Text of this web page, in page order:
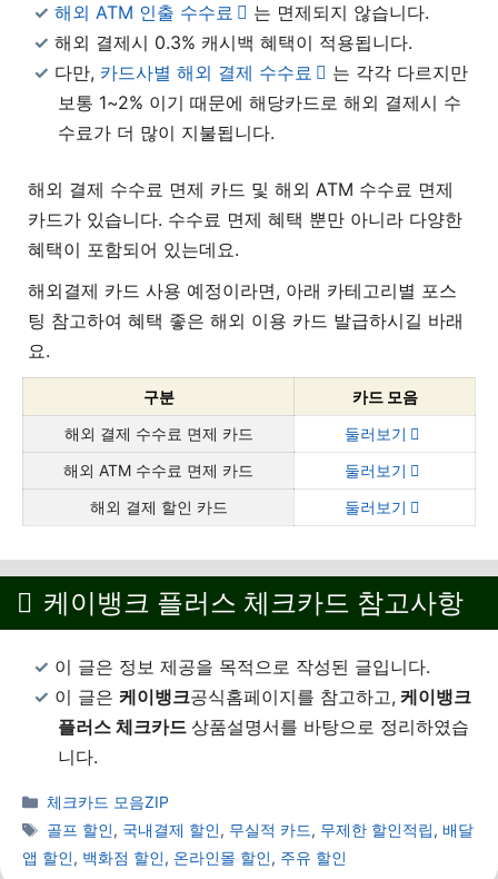
해외 ATM 인출 수수료
는 면제되지 않습니다.
해외 결제시 0.3% 캐시백 혜택이 적용됩니다.
다만, 카드사별 해외 결제 수수료
는 각각 다르지만
보통 1~2% 이기 때문에 해당카드로 해외 결제시 수
수료가 더 많이 지불됩니다.
해외 결제 수수료 면제 카드 및 해외 ATM 수수료 면제
카드가 있습니다. 수수료 면제 혜택 뿐만 아니라 다양한
혜택이 포함되어 있는데요.
해외결제 카드 사용 예정이라면, 아래 카테고리별 포스
팅 참고하여 혜택 좋은 해외 이용 카드 발급하시길 바래
요.
구분
카드 모음
해외 결제 수수료 면제 카드
둘러보기
해외 ATM 수수료 면제 카드
둘러보기
해외 결제 할인 카드
둘러보기
케이뱅크 플러스 체크카드 참고사항
이 글은 정보 제공을 목적으로 작성된 글입니다.
이 글은 케이뱅크공식홈페이지를 참고하고, 케이뱅크
플러스 체크카드 상품설명서를 바탕으로 정리하였습
니다.
체크카드 모음ZIP
골프 할인, 국내결제 할인, 무실적 카드, 무제한 할인적립,배달
앱 할인, 백화점 할인, 온라인몰 할인, 주유 할인